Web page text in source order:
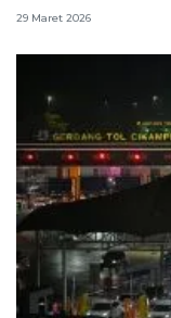
29 Maret 2026